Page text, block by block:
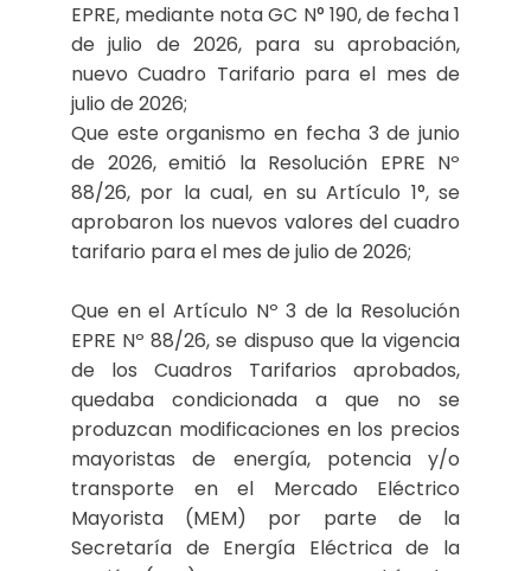
EPRE, mediante nota GC N° 190, de fecha 1
de julio de 2026, para su aprobación,
nuevo Cuadro Tarifario para el mes de
julio de 2026;
Que este organismo en fecha 3 de junio
de 2026, emitió la Resolución EPRE Nº
88/26, por la cual, en su Artículo 1°, se
aprobaron los nuevos valores del cuadro
tarifario para el mes de julio de 2026;
Que en el Artículo Nº 3 de la Resolución
EPRE Nº 88/26, se dispuso que la vigencia
de los Cuadros Tarifarios aprobados,
quedaba condicionada a que no se
produzcan modificaciones en los precios
mayoristas de energía, potencia y/o
transporte en el Mercado Eléctrico
Mayorista (MEM) por parte de la
Secretaría de Energía Eléctrica de la